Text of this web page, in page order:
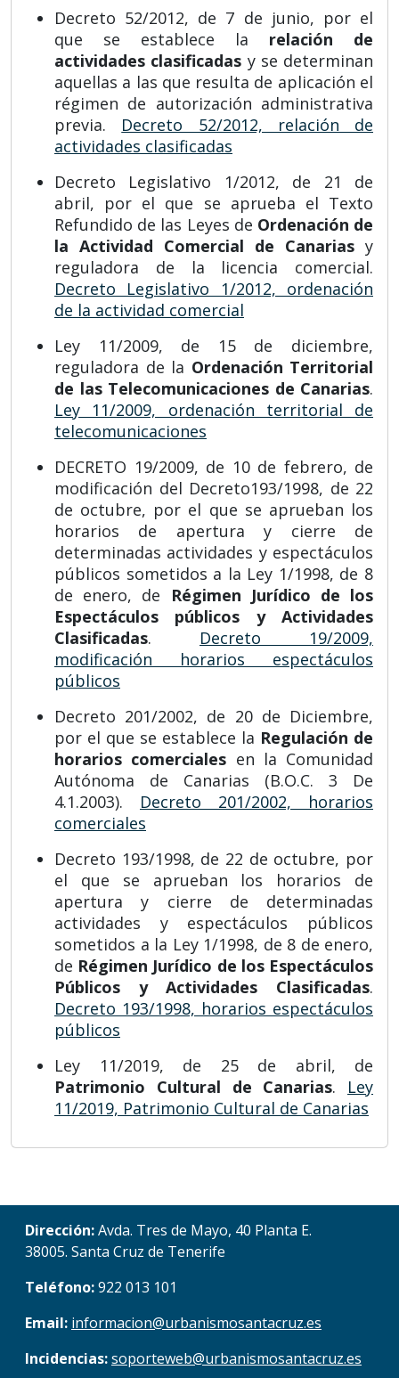
Decreto 52/2012, de 7 de junio, por el
que se establece la relación de
actividades clasificadas y se determinan
aquellas a las que resulta de aplicación el
régimen de autorización administrativa
previa. Decreto 52/2012, relación de
actividades clasificadas
Decreto Legislativo 1/2012, de 21 de
abril, por el que se aprueba el Texto
Refundido de las Leyes de Ordenación de
la Actividad Comercial de Canarias y
reguladora de la licencia comercial.
Decreto Legislativo 1/2012, ordenación
de la actividad comercial
Ley 11/2009, de 15 de diciembre,
reguladora de la Ordenación Territorial
de las Telecomunicaciones de Canarias.
Ley 11/2009, ordenación territorial de
telecomunicaciones
DECRETO 19/2009, de 10 de febrero, de
modificación del Decreto193/1998, de 22
de octubre, por el que se aprueban los
horarios de apertura y cierre de
determinadas actividades y espectáculos
públicos sometidos a la Ley 1/1998, de 8
de enero, de
Régimen Jurídico de los
Espectáculos públicos y Actividades
Clasificadas. Decreto 19/2009,
modificación horarios espectáculos
públicos
Decreto 201/2002, de 20 de Diciembre,
por el que se establece la Regulación de
horarios comerciales en la Comunidad
Autónoma de Canarias (B.O.C. 3 De
4.1.2003). Decreto 201/2002, horarios
comerciales
Decreto 193/1998, de 22 de octubre, por
el que se aprueban los horarios de
apertura y cierre de determinadas
actividades y espectáculos públicos
sometidos a la Ley 1/1998, de 8 de enero,
de Régimen Jurídico de los Espectáculos
Públicos y Actividades Clasificadas.
Decreto 193/1998, horarios espectáculos
públicos
Ley 11/2019, de 25 de abril, de
Patrimonio Cultural de Canarias. Ley
11/2019, Patrimonio Cultural de Canarias
Dirección:Avda. Tres de Mayo, 40 Planta E.
38005. Santa Cruz de Tenerife
Teléfono:922 013 101
Email: informacion@urbanismosantacruz.es
Incidencias:soporteweb@urbanismosantacruz.es